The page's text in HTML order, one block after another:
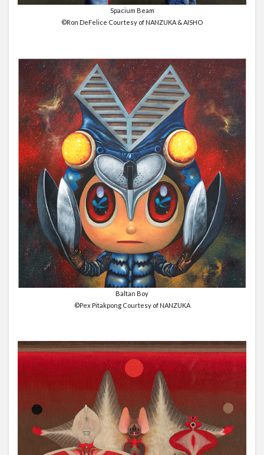
Spacium Beam
©Ron DeFelice Courtesy of NANZUKA & AISHO
Baltan Boy
©Pex Pitakpong Courtesy of NANZUKA